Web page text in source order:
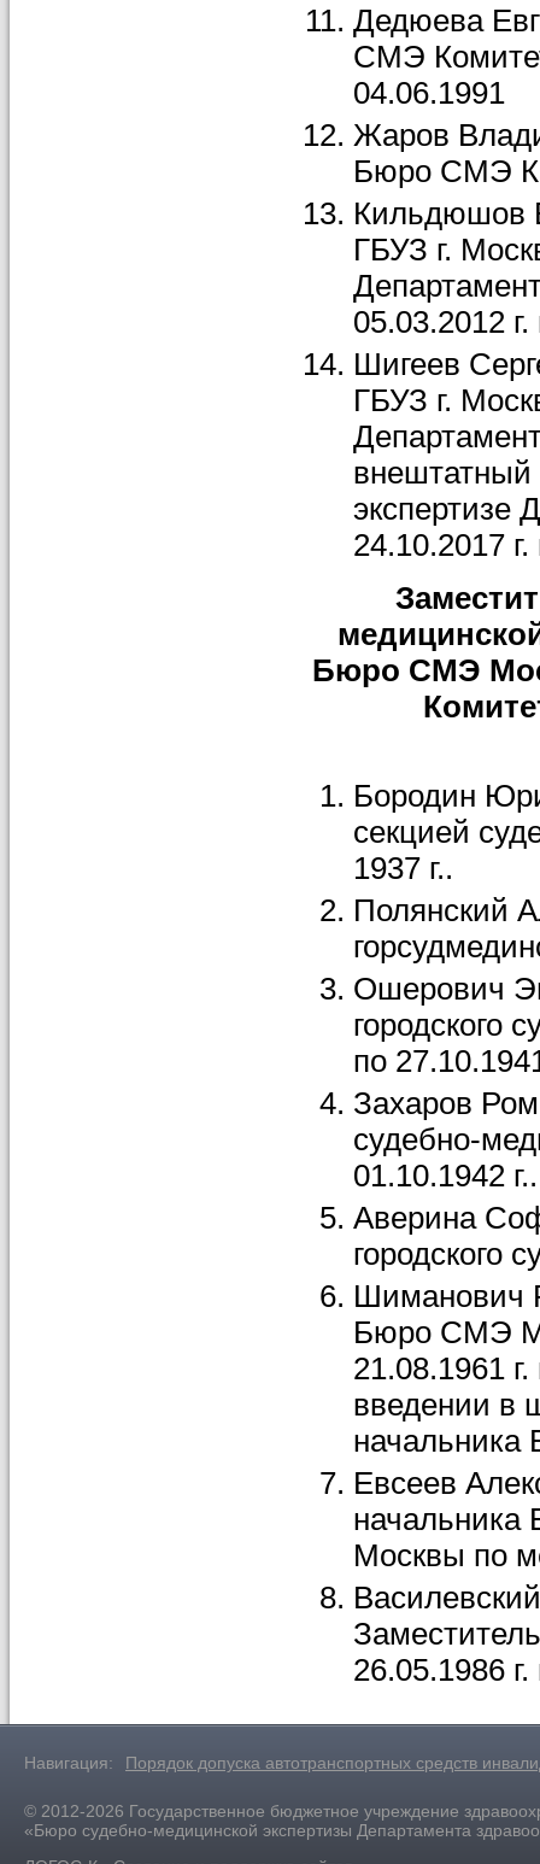
Дедюева
СМЭ
04.06.1991
Жаров
Бюро СМЭ
Кильдюшов
ГБУЗ г.
05.03.2012
Шигеев
ГБУЗ г.
внештатный
экспертизе
24.10.2017
Бюро СМЭ
Бородин
секцией
1937 г..
Полянский
Ошерович
городского
по
Захаров
судебно-
01.10.1942 г..
Аверина
городского
Шиманович
Бюро СМЭ
21.08.1961
введении в
Евсеев
начальника
Москвы по
26.05.1986
Навигация: Порядок допуска автотранспортных средств
© 2012-2026 Государственное бюджетное учреждение
«Бюро судебно-медицинской экспертизы Департамента